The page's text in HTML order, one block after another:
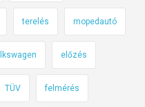
terelés mopedautó
előzés
TÜV felmérés